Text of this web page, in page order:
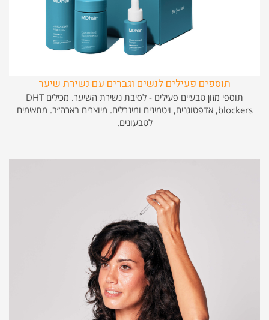
תוספים פעילים לנשים וגברים עם נשירת שיער
תוספי מזון טבעיים פעילים - לסיבת נשירת השיער. מכילים DHT
blockers, אדפטוגנים, ויטמינים ומינרלים. מיוצרים בארה״ב. מתאימים
לטבעונים.